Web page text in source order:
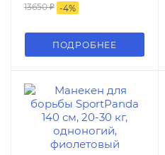
13650 ₽ -4%
ПОДРОБНЕЕ